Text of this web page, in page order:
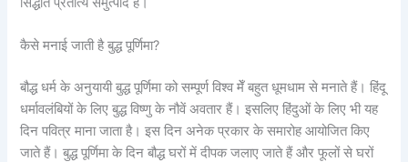
कैसे मनाई जाती है बुद्ध पूर्णिमा?
बौद्ध धर्म के अनुयायी बुद्ध पूर्णिमा को सम्पूर्ण विश्व मेँ बहुत धूमधाम से मनाते हैं। हिंदू
धर्मावलंबियों के लिए बुद्ध विष्णु के नौवें अवतार हैं। इसलिए हिंदुओं के लिए भी यह
दिन पवित्र माना जाता है। इस दिन अनेक प्रकार के समारोह आयोजित किए
जाते हैं। बुद्ध पूर्णिमा के दिन बौद्ध घरों में दीपक जलाए जाते हैं और फूलों से घरों